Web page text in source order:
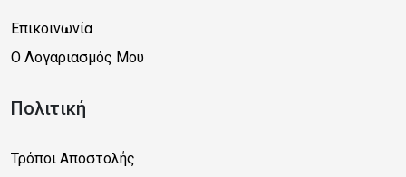
Επικοινωνία
Ο Λογαριασμός Μου
Πολιτική
Τρόποι Αποστολής